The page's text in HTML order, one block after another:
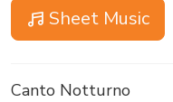
Sheet Music
Canto Notturno